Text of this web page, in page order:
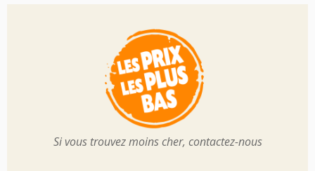
Si vous trouvez moins cher, contactez-nous